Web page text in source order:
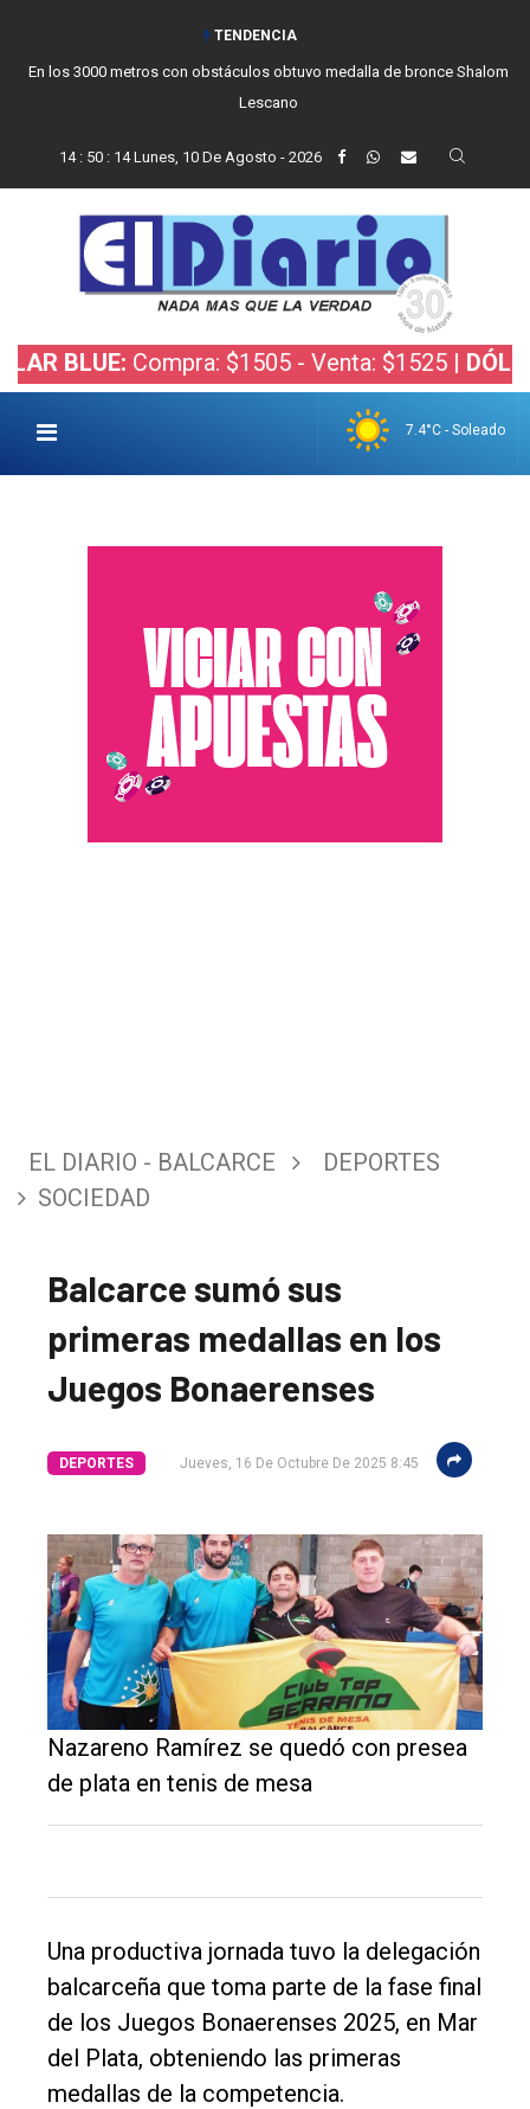
TENDENCIA
En los 3000 metros con obstáculos obtuvo medalla de bronce Shalom
Lescano
14: 50 : 15 Lunes, 10 De Agosto - 2026
Compra: $1505 - Venta: $1525 |DÓLAR
7.4°C - Soleado
El
único
DIARIO
Balcarce
Inicio
Tendencia
Int.
General
EL DIARIO - BALCARCE
DEPORTES
SOCIEDAD
Balcarce sumó sus
primeras medallas en los
Juegos Bonaerenses
DEPORTES Jueves, 16 De Octubre De 2025 8:45
Nazareno Ramírez se quedó con presea
de plata en tenis de mesa
Una productiva jornada tuvo la delegación
balcarceña que toma parte de la fase final
de los Juegos Bonaerenses 2025, en Mar
del Plata, obteniendo las primeras
medallas de la competencia.